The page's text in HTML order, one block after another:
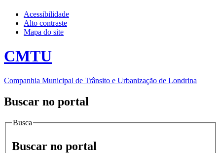
Acessibilidade
Alto contraste
Mapa do site
CMTU
Companhia Municipal de Trânsito e Urbanização de Londrina
Buscar no portal
Busca
Buscar no portal